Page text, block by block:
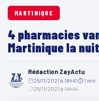
MARTINIQUE
4 pharmacies
Martinique la
Rédaction ZayActu
25/11/2021 à 18h41 ⏱ 1 min
25/11/2021 à 14h44